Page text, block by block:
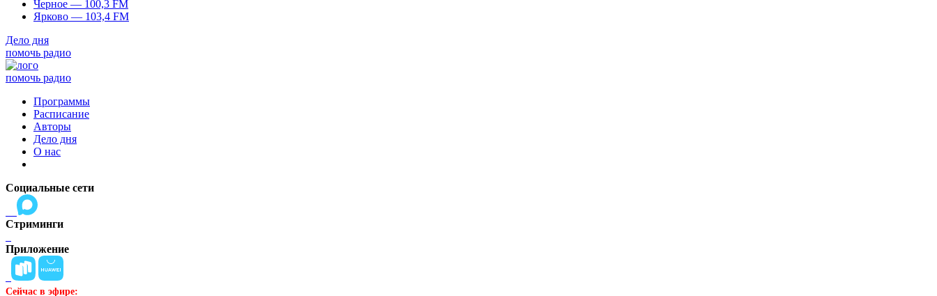
Черное — 100,3 FM
Ярково — 103,4 FM
Дело дня
помочь радио
помочь радио
Программы
Расписание
Авторы
Дело дня
О нас
Социальные сети
Стриминги
Приложение
Сейчас в эфире: